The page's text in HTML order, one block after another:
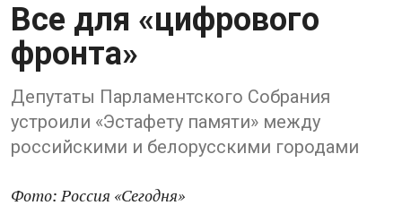
Все для «цифрового
фронта»
Депутаты Парламентского Собрания
устроили «Эстафету памяти» между
российскими и белорусскими городами
Фото: Россия «Сегодня»